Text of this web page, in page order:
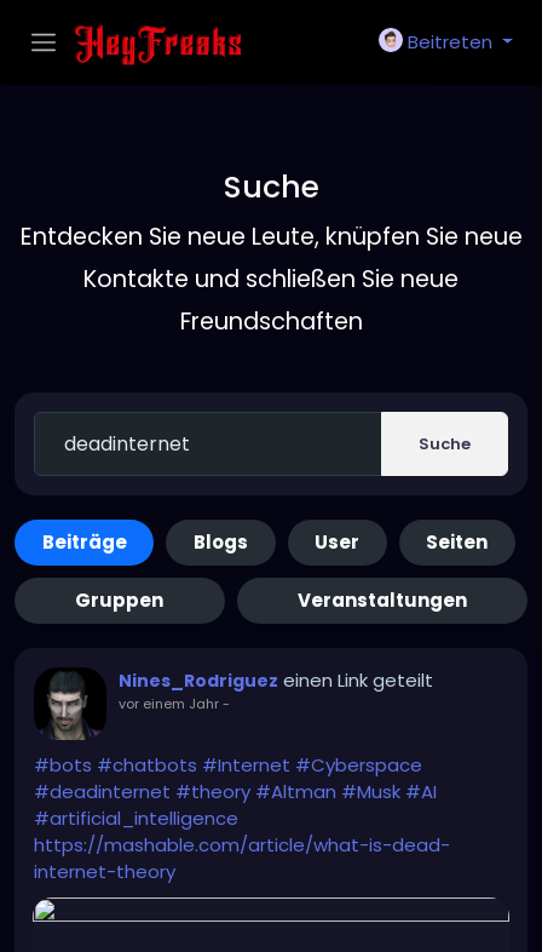
Beitreten
Suche
Entdecken Sie neue Leute, knüpfen Sie neue
Kontakte und schließen Sie neue
Freundschaften
Suche
Beiträge Blogs User Seiten
Gruppen Veranstaltungen
Nines_Rodriguez einen Link geteilt
vor einem Jahr-
#bots #chatbots #Internet #Cyberspace
#deadinternet #theory #Altman #Musk #AI
#artificial_intelligence
https://mashable.com/article/what-is-dead-
internet-theory